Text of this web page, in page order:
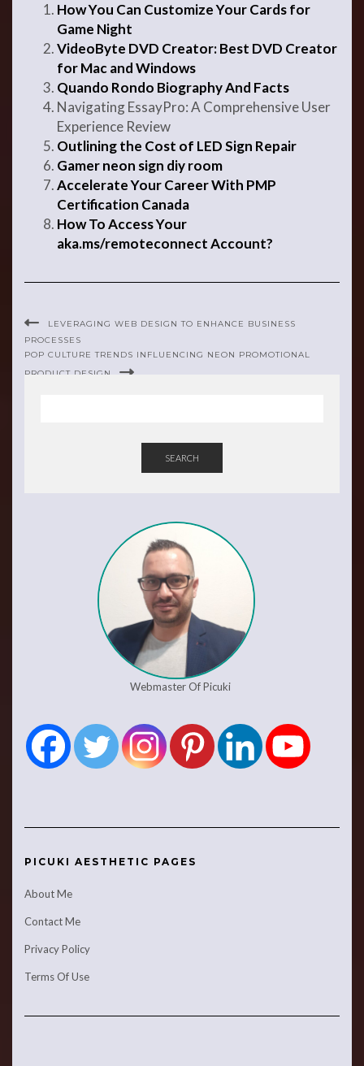
How You Can Customize Your Cards for
Game Night
VideoByte DVD Creator: Best DVD Creator
for Mac and Windows
Quando Rondo Biography And Facts
Navigating EssayPro: A Comprehensive User
Experience Review
Outlining the Cost of LED Sign Repair
Gamer neon sign diy room
Accelerate Your Career With PMP
Certification Canada
How To Access Your
aka.ms/remoteconnect Account?
LEVERAGING WEB DESIGN TO ENHANCE BUSINESS
PROCESSES
POP CULTURE TRENDS INFLUENCING NEON PROMOTIONAL
PRODUCT DESIGN
SEARCH
Webmaster Of Picuki
PICUKI AESTHETIC PAGES
About Me
Contact Me
Privacy Policy
Terms Of Use